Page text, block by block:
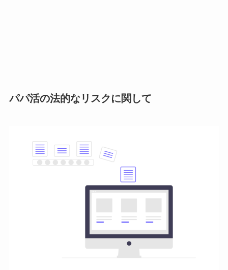
パパ活の法的なリスクに関して